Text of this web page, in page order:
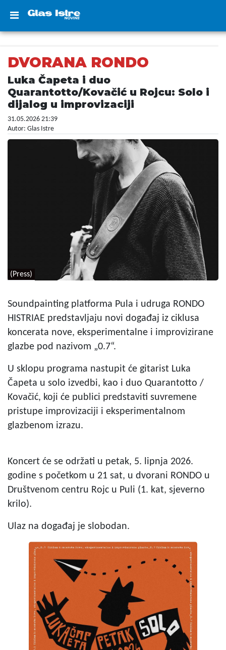
DVORANA RONDO
Luka Čapeta i duo
Quarantotto/Kovačić u Rojcu: Solo i
dijalog u improvizaciji
31.05.2026 21:39
Autor: Glas Istre
(Press)
Soundpainting platforma Pula i udruga RONDO
HISTRIAE predstavljaju novi događaj iz ciklusa
koncerata nove, eksperimentalne i improvizirane
glazbe pod nazivom „0.7“.
U sklopu programa nastupit će gitarist Luka
Čapeta u solo izvedbi, kao i duo Quarantotto /
Kovačić, koji će publici predstaviti suvremene
pristupe improvizaciji i eksperimentalnom
glazbenom izrazu.
Koncert će se održati u petak, 5. lipnja 2026.
godine s početkom u 21 sat, u dvorani RONDO u
Društvenom centru Rojc u Puli (1. kat, sjeverno
krilo).
Ulaz na događaj je slobodan.